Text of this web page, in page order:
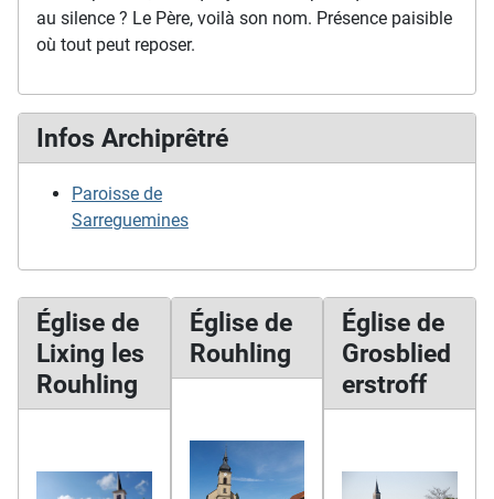
au silence ? Le Père, voilà son nom. Présence paisible
où tout peut reposer.
Infos Archiprêtré
Paroisse de
Sarreguemines
Église de
Lixing les
Rouhling
Église de
Rouhling
Église de
Grosblied
erstroff